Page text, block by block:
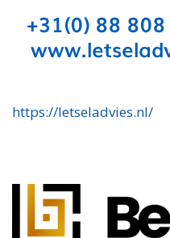
https://letseladvies.nl/